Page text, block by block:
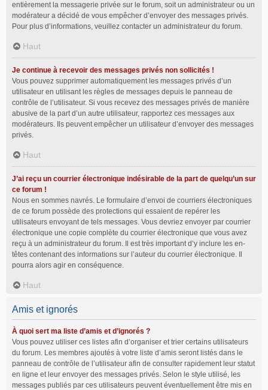
entièrement la messagerie privée sur le forum, soit un administrateur ou un
modérateur a décidé de vous empêcher d’envoyer des messages privés.
Pour plus d’informations, veuillez contacter un administrateur du forum.
Haut
Je continue à recevoir des messages privés non sollicités !
Vous pouvez supprimer automatiquement les messages privés d’un
utilisateur en utilisant les règles de messages depuis le panneau de
contrôle de l’utilisateur. Si vous recevez des messages privés de manière
abusive de la part d’un autre utilisateur, rapportez ces messages aux
modérateurs. Ils peuvent empêcher un utilisateur d’envoyer des messages
privés.
Haut
J’ai reçu un courrier électronique indésirable de la part de quelqu’un sur
ce forum !
Nous en sommes navrés. Le formulaire d’envoi de courriers électroniques
de ce forum possède des protections qui essaient de repérer les
utilisateurs envoyant de tels messages. Vous devriez envoyer par courrier
électronique une copie complète du courrier électronique que vous avez
reçu à un administrateur du forum. Il est très important d’y inclure les en-
têtes contenant des informations sur l’auteur du courrier électronique. Il
pourra alors agir en conséquence.
Haut
Amis et ignorés
À quoi sert ma liste d’amis et d’ignorés ?
Vous pouvez utiliser ces listes afin d’organiser et trier certains utilisateurs
du forum. Les membres ajoutés à votre liste d’amis seront listés dans le
panneau de contrôle de l’utilisateur afin de consulter rapidement leur statut
en ligne et leur envoyer des messages privés. Selon le style utilisé, les
messages publiés par ces utilisateurs peuvent éventuellement être mis en